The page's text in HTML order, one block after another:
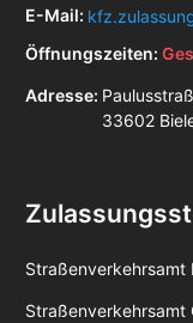
E-Mail:
Öffnungszeiten:
Adresse:
33602
Straßenverkehrsamt
Straßenverkehrsamt